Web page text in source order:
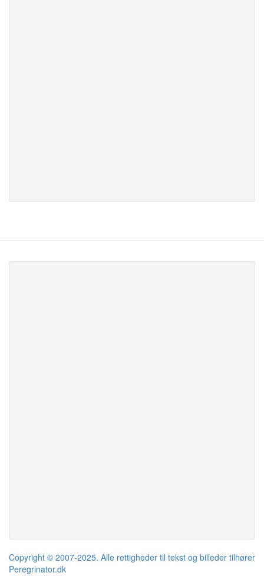
Copyright © 2007-2025. Alle rettigheder til tekst og billeder tilhører
Peregrinator.dk